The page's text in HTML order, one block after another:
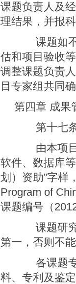
课题负责人及
理结果，并报
课题如不
估和项目验收
调整课题负责
目专家组共同
第四章 成果
第十七条
由本项目
软件、数据库
划）资助”字样
Program of
课题编号（
课题研究
第一，否则不
各课题专
料、专利及鉴